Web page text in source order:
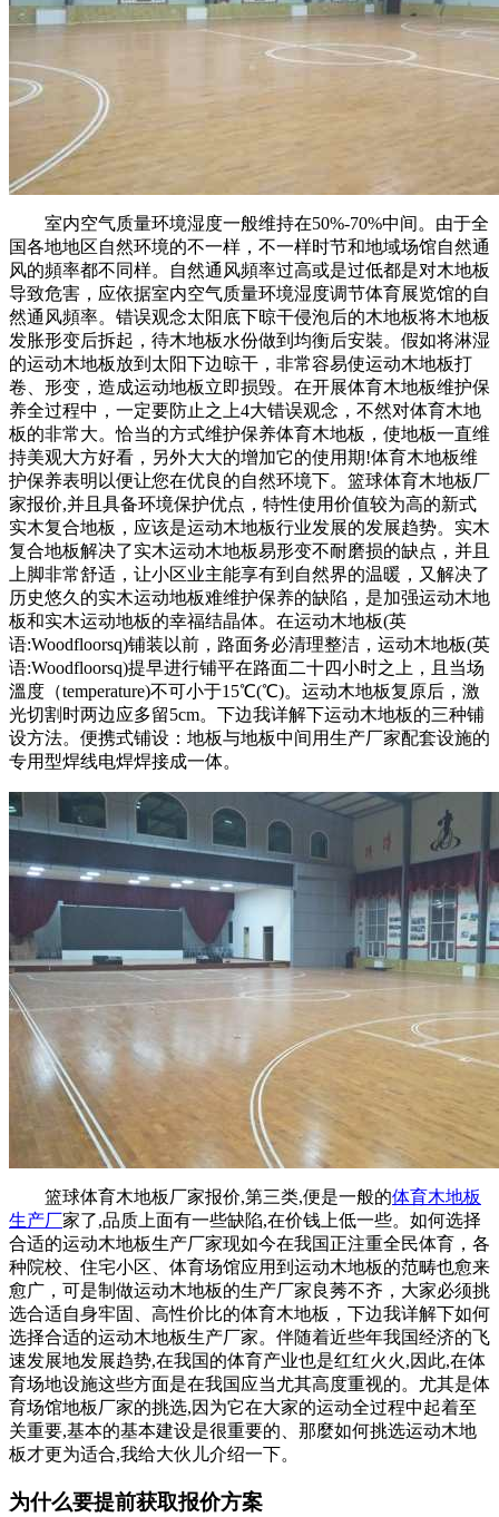
室内空气质量环境湿度一般维持在50%-70%中间。由于全
国各地地区自然环境的不一样，不一样时节和地域场馆自然通
风的頻率都不同样。自然通风頻率过高或是过低都是对木地板
导致危害，应依据室内空气质量环境湿度调节体育展览馆的自
然通风頻率。错误观念太阳底下晾干侵泡后的木地板将木地板
发胀形变后拆起，待木地板水份做到均衡后安裝。假如将淋湿
的运动木地板放到太阳下边晾干，非常容易使运动木地板打
卷、形变，造成运动地板立即损毁。在开展体育木地板维护保
养全过程中，一定要防止之上4大错误观念，不然对体育木地
板的非常大。恰当的方式维护保养体育木地板，使地板一直维
持美观大方好看，另外大大的增加它的使用期!体育木地板维
护保养表明以便让您在优良的自然环境下。篮球体育木地板厂
家报价,并且具备环境保护优点，特性使用价值较为高的新式
实木复合地板，应该是运动木地板行业发展的发展趋势。实木
复合地板解决了实木运动木地板易形变不耐磨损的缺点，并且
上脚非常舒适，让小区业主能享有到自然界的温暖，又解决了
历史悠久的实木运动地板难维护保养的缺陷，是加强运动木地
板和实木运动地板的幸福结晶体。在运动木地板(英
语:Woodfloorsq)铺装以前，路面务必清理整洁，运动木地板(英
语:Woodfloorsq)提早进行铺平在路面二十四小时之上，且当场
溫度（temperature)不可小于15℃(℃)。运动木地板复原后，激
光切割时两边应多留5cm。下边我详解下运动木地板的三种铺
设方法。便携式铺设：地板与地板中间用生产厂家配套设施的
专用型焊线电焊焊接成一体。
篮球体育木地板厂家报价,第三类,便是一般的体育木地板
生产厂家了,品质上面有一些缺陷,在价钱上低一些。如何选择
合适的运动木地板生产厂家现如今在我国正注重全民体育，各
种院校、住宅小区、体育场馆应用到运动木地板的范畴也愈来
愈广，可是制做运动木地板的生产厂家良莠不齐，大家必须挑
选合适自身牢固、高性价比的体育木地板，下边我详解下如何
选择合适的运动木地板生产厂家。伴随着近些年我国经济的飞
速发展地发展趋势,在我国的体育产业也是红红火火,因此,在体
育场地设施这些方面是在我国应当尤其高度重视的。尤其是体
育场馆地板厂家的挑选,因为它在大家的运动全过程中起着至
关重要,基本的基本建设是很重要的、那麼如何挑选运动木地
板才更为适合,我给大伙儿介绍一下。
为什么要提前获取报价方案